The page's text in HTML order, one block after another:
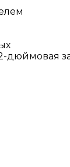
дюймовая